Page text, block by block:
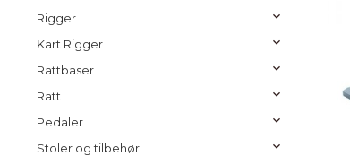
Rigger
Kart Rigger
Rattbaser
Ratt
Pedaler
Stoler og tilbehør